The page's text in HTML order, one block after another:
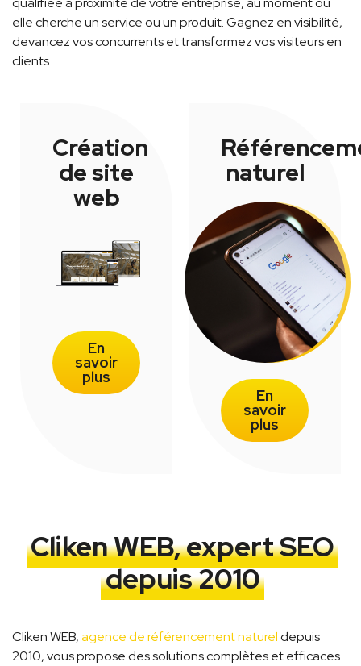
elle cherche un service ou un produit. Gagnez en visibilité,
devancez vos concurrents et transformez vos visiteurs en
clients.
Création
de site
web
En
savoir
plus
naturel
En
savoir
plus
Cliken WEB, expert SEO
depuis 2010
Cliken WEB,agence de référencement natureldepuis
2010, vous propose des solutions complètes et efficaces